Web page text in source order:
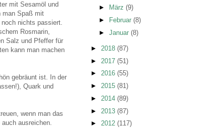
mit Sesamöl und
man Spaß mit
nichts passiert.
Rosmarin,
Salz und Pfeffer für
kann man machen
gebräunt ist. In der
Quark und
wenn man das
ausreichen.
►
März (9)
►
Februar (8)
► Januar (8)
► 2018 (87)
► 2017 (51)
► 2016 (55)
► 2015 (81)
► 2014 (89)
► 2013 (87)
► 2012 (117)